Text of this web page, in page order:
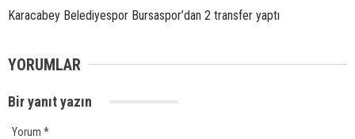
Karacabey Belediyespor Bursaspor’dan 2 transfer yaptı
YORUMLAR
Bir yanıt yazın
Yorum *